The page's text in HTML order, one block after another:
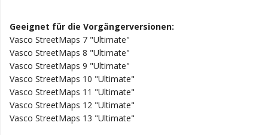
Geeignet für die Vorgängerversionen:
Vasco StreetMaps 7 "Ultimate"
Vasco StreetMaps 8 "Ultimate"
Vasco StreetMaps 9 "Ultimate"
Vasco StreetMaps 10 "Ultimate"
Vasco StreetMaps 11 "Ultimate"
Vasco StreetMaps 12 "Ultimate"
Vasco StreetMaps 13 "Ultimate"